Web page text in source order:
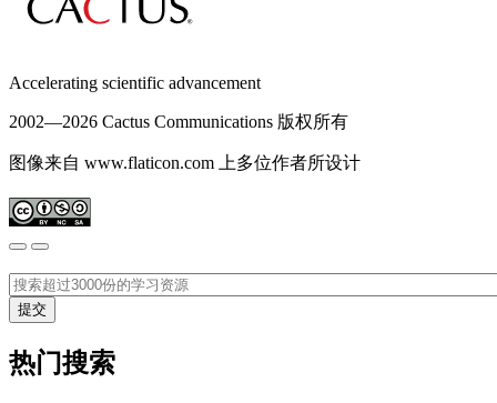
Accelerating scientific advancement
2002—2026 Cactus Communications 版权所有
图像来自 www.flaticon.com 上多位作者所设计
热门搜索